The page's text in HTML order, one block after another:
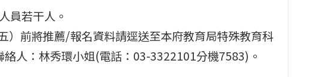
員若干人。
）前將推薦/報名資料請逕送至本府教育局特殊教育科
人：林秀環小姐(電話：03-3322101分機7583)。